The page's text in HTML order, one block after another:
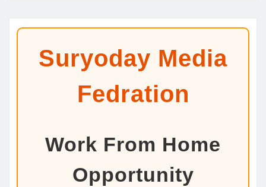
Suryoday Media
Fedration
Work From Home
Opportunity